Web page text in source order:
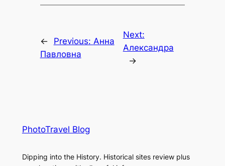
← Previous: Анна
Павловна
Next:
Александра
→
PhotoTravel Blog
Dipping into the History. Historical sites review plus